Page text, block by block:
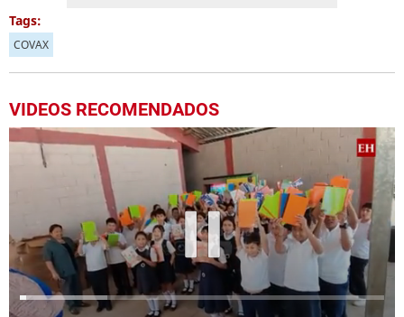
Tags:
COVAX
VIDEOS RECOMENDADOS